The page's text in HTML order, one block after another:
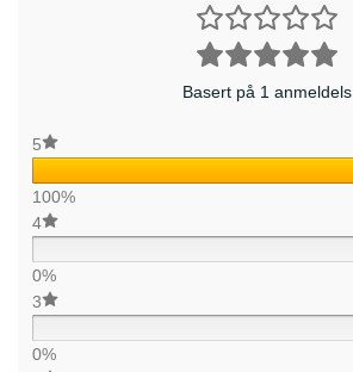
Basert på 1 anmeldels
5
100%
4
0%
3
0%